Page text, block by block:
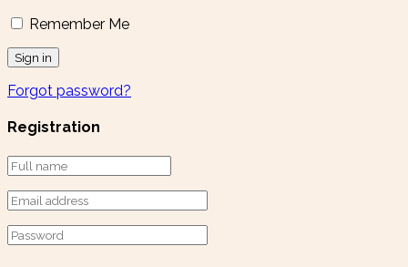
Remember Me
Forgot password?
Registration